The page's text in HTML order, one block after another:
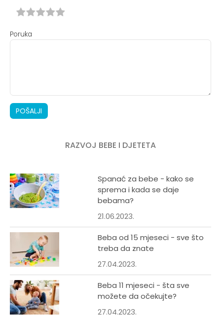
Poruka
POŠALJI
RAZVOJ BEBE I DJETETA
Spanać za bebe - kako se
sprema i kada se daje
bebama?
21.06.2023.
Beba od 15 mjeseci - sve što
treba da znate
27.04.2023.
Beba 11 mjeseci - šta sve
možete da očekujte?
27.04.2023.